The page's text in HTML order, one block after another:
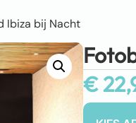
Ibiza bij Nacht
€